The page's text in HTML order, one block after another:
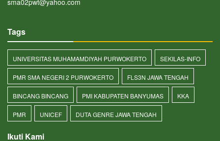
Tags
UNIVERSITAS MUHAMAMDIYAH PURWOKERTO SEKILAS-INFO
PMR SMA NEGERI 2 PURWOKERTO FLS3N JAWA TENGAH
BINCANG BINCANG PMI KABUPATEN BANYUMAS KKA
PMR UNICEF DUTA GENRE JAWA TENGAH
Ikuti Kami